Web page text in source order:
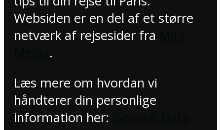
Websiden er en del af et større
netværk af rejsesider fra
.
Læs mere om hvordan vi
håndterer din personlige
information her: